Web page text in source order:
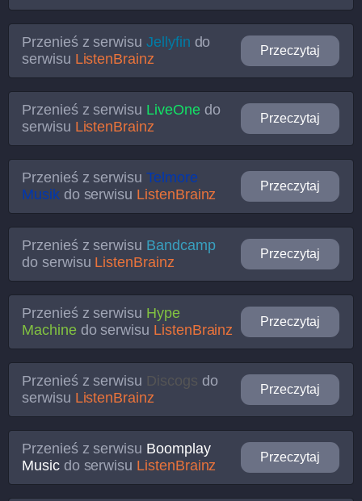
Przenieś z serwisu Jellyfin do
serwisu ListenBrainz
Przeczytaj
Przenieś z serwisu LiveOnedo
serwisu ListenBrainz
Przeczytaj
Przenieś z serwisu Telmore
Musikdo serwisu ListenBrainz
Przeczytaj
Przenieś z serwisu Bandcamp
do serwisu ListenBrainz
Przeczytaj
Przenieś z serwisu Hype
Machinedo serwisu ListenBrainz
Przeczytaj
Przenieś z serwisu Discogs do
serwisu ListenBrainz
Przeczytaj
Przenieś z serwisu Boomplay
Musicdo serwisu ListenBrainz
Przeczytaj